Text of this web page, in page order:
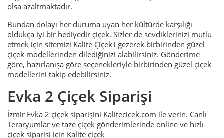
olsa azaltmaktadır.
Bundan dolayı her duruma uyan her kültürde karşılığı
oldukça iyi bir hediyedir çiçek. Sizler de sevdiklerinizi mutlu
etmek için sitemizi Kalite Çiçek'i gezerek birbirinden güzel
çiçek modellerinden dilediğinizi alabilirsiniz. Gönderime
göre, hazırlanışa göre seçenekleriyle birbirinden güzel çiçek
modellerini takip edebilirsiniz.
Evka 2 Çiçek Siparişi
İzmir Evka 2 çiçek siparişini Kalitecicek.com ile verin. Canlı
Teraryumlar ve taze çiçek gönderimlerinde online ve hızlı
çiçek siparişi için Kalite çiçek